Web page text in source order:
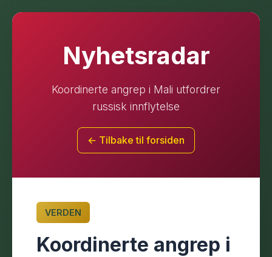
Nyhetsradar
Koordinerte angrep i Mali utfordrer
russisk innflytelse
← Tilbake til forsiden
VERDEN
Koordinerte angrep i